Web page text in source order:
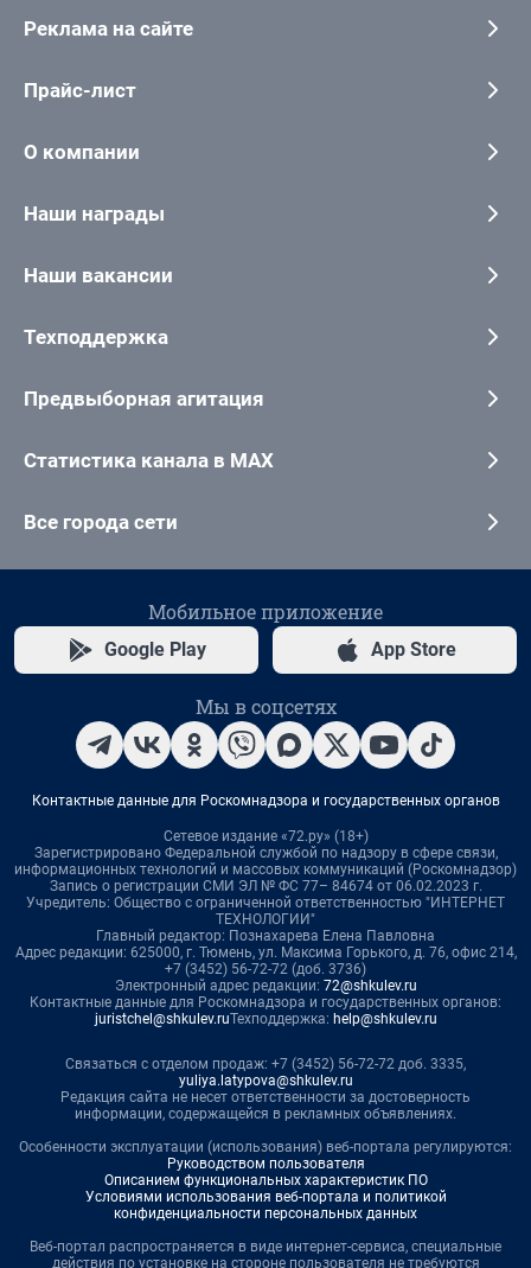
Реклама на сайте
Прайс-лист
О компании
Наши награды
Наши вакансии
Техподдержка
Предвыборная агитация
Статистика канала в MAX
Все города сети
Мобильное приложение
Google Play App Store
Мы в соцсетях
Контактные данные для Роскомнадзора и государственных органов
Сетевое издание «72.ру» (18+)
Зарегистрировано Федеральной службой по надзору в сфере связи,
информационных технологий и массовых коммуникаций (Роскомнадзор)
Запись о регистрации СМИ ЭЛ № ФС 77– 84674 от 06.02.2023 г.
Учредитель: Общество с ограниченной ответственностью "ИНТЕРНЕТ
ТЕХНОЛОГИИ"
Главный редактор: Познахарева Елена Павловна
Адрес редакции: 625000, г. Тюмень, ул. Максима Горького, д. 76, офис 214,
+7 (3452) 56-72-72 (доб. 3736)
Электронный адрес редакции: 72@shkulev.ru
Контактные данные для Роскомнадзора и государственных органов:
juristchel@shkulev.ruТехподдержка: help@shkulev.ru
Связаться с отделом продаж: +7 (3452) 56-72-72 доб. 3335,
yuliya.latypova@shkulev.ru
Редакция сайта не несет ответственности за достоверность
информации, содержащейся в рекламных объявлениях.
Особенности эксплуатации (использования) веб-портала регулируются:
Руководством пользователя
Описанием функциональных характеристик ПО
Условиями использования веб-портала и политикой
конфиденциальности персональных данных
Веб-портал распространяется в виде интернет-сервиса, специальные
действия по установке на стороне пользователя не требуются